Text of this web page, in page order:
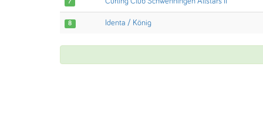
7
8 Identa / König